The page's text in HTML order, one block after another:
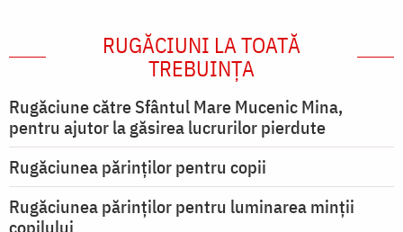
RUGĂCIUNI LA TOATĂ
TREBUINȚA
Rugăciune către Sfântul Mare Mucenic Mina,
pentru ajutor la găsirea lucrurilor pierdute
Rugăciunea părinților pentru copii
Rugăciunea părinților pentru luminarea minţii